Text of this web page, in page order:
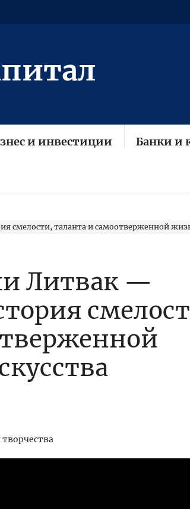
и инвестиции Банки и
смелости, таланта и самоотверженной
Литвак —